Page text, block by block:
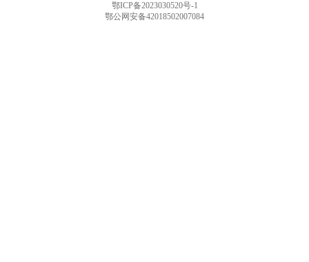
鄂ICP备2023030520号-1
鄂公网安备42018502007084